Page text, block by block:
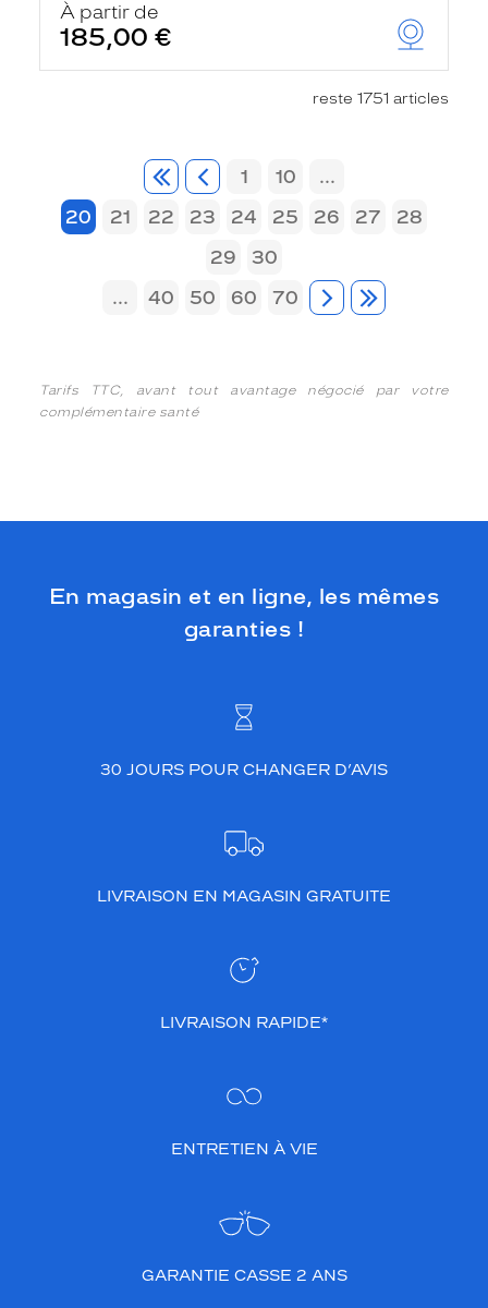
À partir de
185,00 €
reste 1751 articles
1 10
...
20
21 22 23 24 25 26 27
28
29
30
...
40 50 60 70
Tarifs TTC, avant tout avantage négocié par votre
complémentaire santé
En magasin et en ligne, les mêmes
garanties !
30 JOURS POUR CHANGER D’AVIS
LIVRAISON EN MAGASIN GRATUITE
LIVRAISON RAPIDE*
ENTRETIEN À VIE
GARANTIE CASSE 2 ANS